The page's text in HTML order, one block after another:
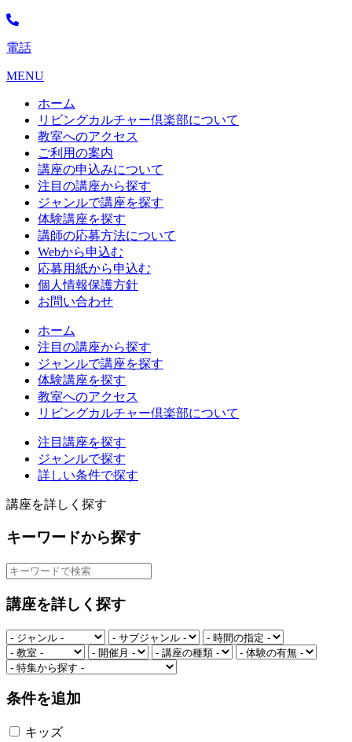
電話
MENU
ホーム
リビングカルチャー倶楽部について
教室へのアクセス
ご利用の案内
講座の申込みについて
注目の講座から探す
ジャンルで講座を探す
体験講座を探す
講師の応募方法について
Webから申込む
応募用紙から申込む
個人情報保護方針
お問い合わせ
ホーム
注目の講座から探す
ジャンルで講座を探す
体験講座を探す
教室へのアクセス
リビングカルチャー倶楽部について
注目講座を探す
ジャンルで探す
詳しい条件で探す
講座を詳しく探す
キーワードから探す
講座を詳しく探す
条件を追加
キッズ